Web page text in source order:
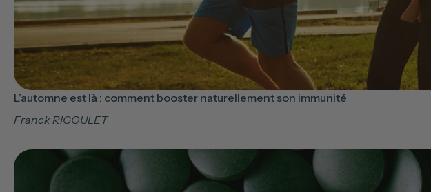
L’automne est là : comment booster naturellement son immunité
Franck RIGOULET